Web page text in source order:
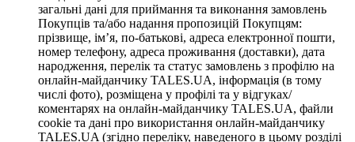
загальні дані для приймання та виконання замовлень
Покупців та/або надання пропозицій Покупцям:
прізвище, ім’я, по-батькові, адреса електронної пошти,
номер телефону, адреса проживання (доставки), дата
народження, перелік та статус замовлень з профілю на
онлайн-майданчику TALES.UA, інформація (в тому
числі фото), розміщена у профілі та у відгуках/
коментарях на онлайн-майданчику TALES.UA, файли
cookie та дані про використання онлайн-майданчику
TALES.UA (згідно переліку, наведеного в цьому розділі